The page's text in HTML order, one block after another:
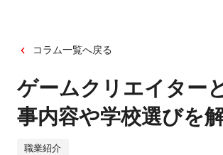
コラム一覧へ戻る
ゲームクリエイター
事内容や学校選びを
職業紹介